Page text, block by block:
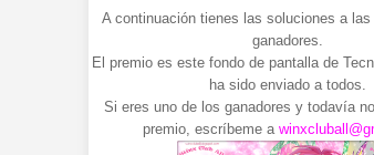
A continuación tienes las soluciones a
ganadores.
El premio es este fondo de pantalla de
ha sido enviado a todos.
Si eres uno de los ganadores y todavía
premio, escríbeme a